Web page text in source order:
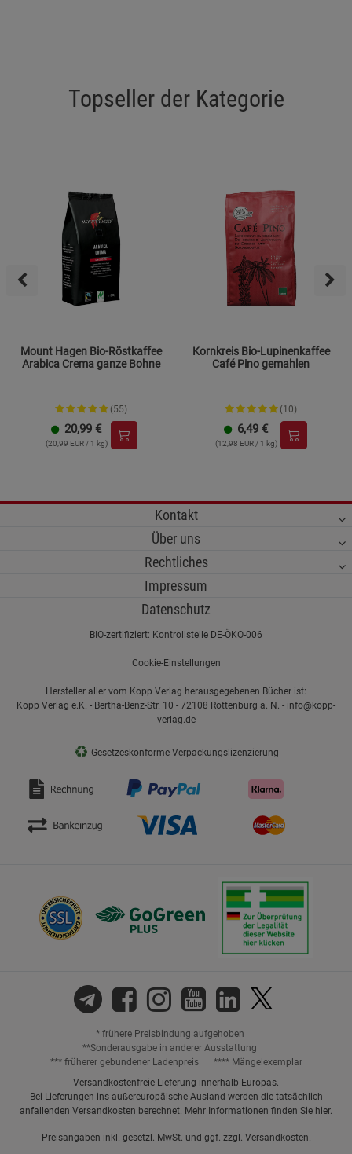
Topseller der Kategorie
Mount Hagen Bio-Röstkaffee
Arabica Crema ganze Bohne
(55)
20,99 €
(20,99 EUR / 1 kg)
Kornkreis Bio-Lupinenkaffee
Café Pino gemahlen
(10)
6,49 €
(12,98 EUR / 1 kg)
Kontakt
Über uns
Rechtliches
Impressum
Datenschutz
BIO-zertifiziert: Kontrollstelle DE-ÖKO-006
Cookie-Einstellungen
Hersteller aller vom Kopp Verlag herausgegebenen Bücher ist:
Kopp Verlag e.K. - Bertha-Benz-Str. 10 - 72108 Rottenburg a. N. - info@kopp-
verlag.de
♻ Gesetzeskonforme Verpackungslizenzierung
* frühere Preisbindung aufgehoben
**Sonderausgabe in anderer Ausstattung
*** früherer gebundener Ladenpreis
**** Mängelexemplar
Versandkostenfreie Lieferung innerhalb Europas.
Bei Lieferungen ins außereuropäische Ausland werden die tatsächlich
anfallenden Versandkosten berechnet. Mehr Informationen finden Sie hier.
Preisangaben inkl. gesetzl. MwSt. und ggf. zzgl. Versandkosten.